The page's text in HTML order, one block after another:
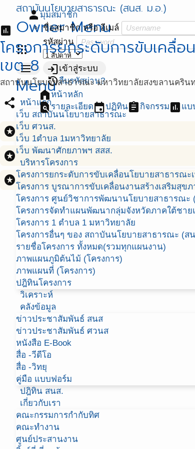
สถาบันนโยบายสาธารณะ (สนส. ม.อ.)
Owner Menu
apps
personมุมสมาชิก
ชื่อสมาชิก หรือ อีเมล์
รหัสผ่าน
loginเข้าสู่ระบบ
restoreลืมรหัสผ่าน?
menu
Menu
หน้าแรก
เว็บ สถาบันนโยบายสาธารณะ
เว็บ ศวนส.
เว็บ 1ตำบล 1มหาวิทยาลัย
เว็บ พัฒนาศักยภาพฯ สสส.
บริหารโครงการ
โครงการยกระดับการขับเคลื่อนโยบายสาธารณะ
โครงการ บูรณาการขับเคลื่อนงานสร้างเสริมสุขภ
โครงการ ศูนย์วิชาการพัฒนานโยบายสาธารณะ
โครงการจัดทำแผนพัฒนากลุ่มจังหวัดภาคใต้ชาย
โครงการ 1 ตำบล 1 มหาวิทยาลัย
โครงการอื่นๆ ของ สถาบันนโยบายสาธารณะ (ส
รายชื่อโครงการ ทั้งหมด(รวมทุกแผนงาน)
ภาพแผนภูมิต้นไม้ (โครงการ)
ภาพแผนที่ (โครงการ)
ปฎิทินโครงการ
วิเคราะห์
คลังข้อมูล
ข่าวประชาสัมพันธ์ สนส
ข่าวประชาสัมพันธ์ ศวนส
หนังสือ E-Book
สื่อ -วีดีโอ
สื่อ -วิทยุ
คู่มือ แบบฟอร์ม
ปฎิทิน สนส.
เกี่ยวกับเรา
คณะกรรมการกำกับทิศ
คณะทำงาน
ศูนย์ประสานงาน
assessment
โครงการยกระดับการขับเคลื่
เขต 8
สถาบันนโยบายสาธารณะ มหาวิทยาลัยสงขลานคริน
share
homeหน้าหลัก
find_in_pageรายละเอียดeventปฏิทินassignmentกิจกรรมassessment แบ
stars
stars
stars